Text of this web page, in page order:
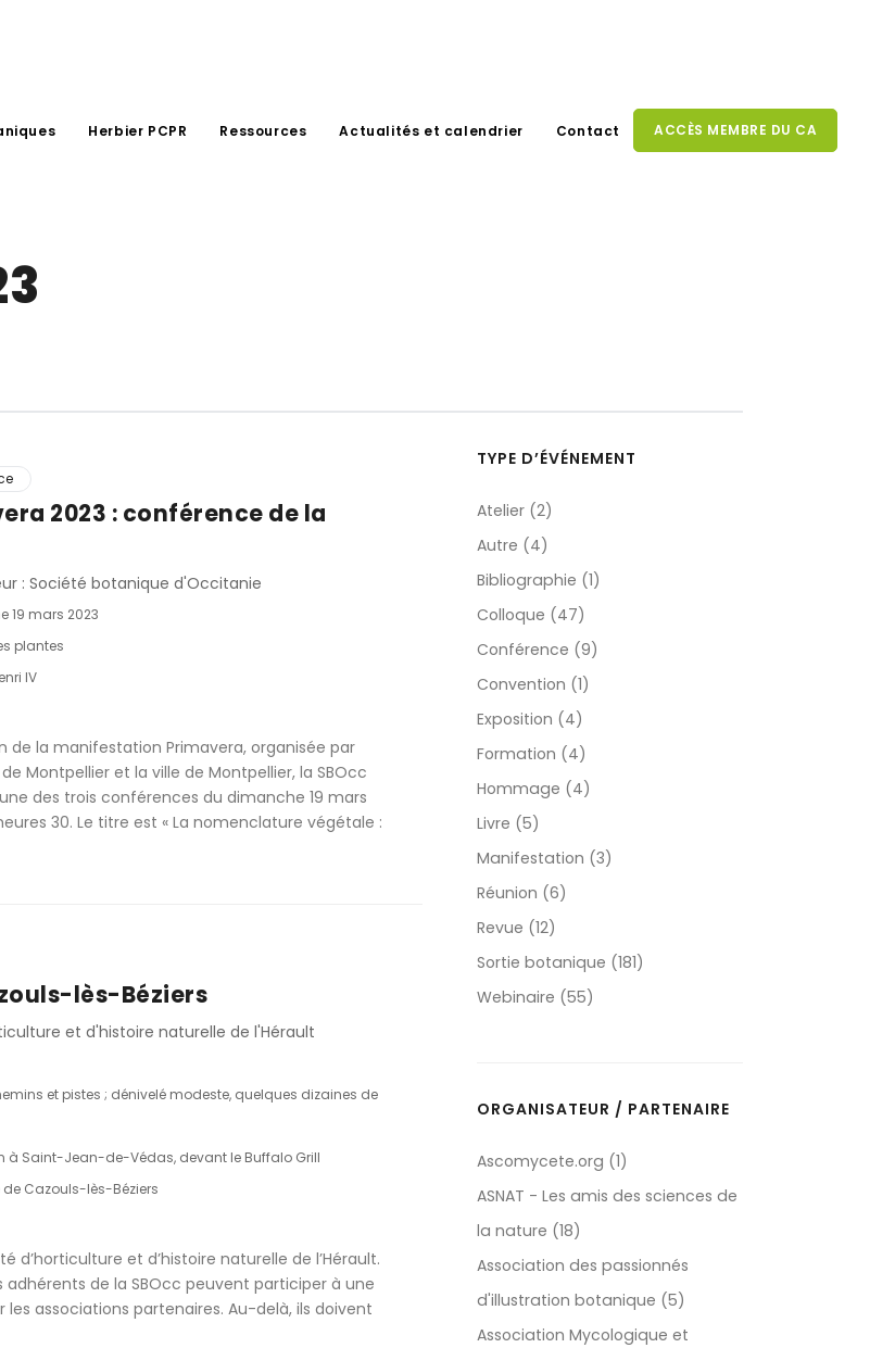
Herbier PCPR Ressources Actualités et calendrier Contact ACCÈS MEMBRE DU CA
2023 : conférence de la
: Société botanique d'Occitanie
19 mars 2023
plantes
IV
de la manifestation Primavera, organisée par
de Montpellier et la ville de Montpellier, la SBOcc
des trois conférences du dimanche 19 mars
30. Le titre est « La nomenclature végétale :
lès-Béziers
et d'histoire naturelle de l'Hérault
et pistes ; dénivelé modeste, quelques dizaines de
à Saint-Jean-de-Védas, devant le Buffalo Grill
de Cazouls-lès-Béziers
d’horticulture et d’histoire naturelle de l’Hérault.
adhérents de la SBOcc peuvent participer à une
associations partenaires. Au-delà, ils doivent
TYPE D’ÉVÉNEMENT
Atelier (2)
Autre (4)
Bibliographie (1)
Colloque (47)
Conférence (9)
Convention (1)
Exposition (4)
Formation (4)
Hommage (4)
Livre (5)
Manifestation (3)
Réunion (6)
Revue (12)
Sortie botanique (181)
Webinaire (55)
ORGANISATEUR / PARTENAIRE
Ascomycete.org (1)
ASNAT - Les amis des sciences de
la nature (18)
Association des passionnés
d'illustration botanique (5)
Association Mycologique et